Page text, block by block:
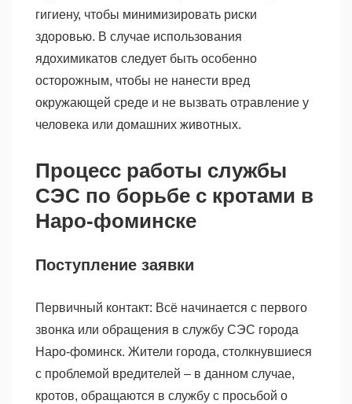
гигиену, чтобы минимизировать риски
здоровью. В случае использования
ядохимикатов следует быть особенно
осторожным, чтобы не нанести вред
окружающей среде и не вызвать отравление у
человека или домашних животных.
Процесс работы службы
СЭС по борьбе с кротами в
Наро-фоминске
Поступление заявки
Первичный контакт: Всё начинается с первого
звонка или обращения в службу СЭС города
Наро-фоминск. Жители города, столкнувшиеся
с проблемой вредителей – в данном случае,
кротов, обращаются в службу с просьбой о